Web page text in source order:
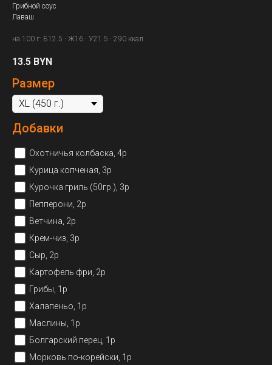
Грибной соус
Лаваш
на 100 г: Б12.5 · Ж16 · У21.5 · 290 ккал
13.5 BYN
Размер
Добавки
Охотничья колбаска, 4р
Курица копченая, 3р
Курочка гриль (50гр.), 3р
Пепперони, 2р
Ветчина, 2р
Крем-чиз, 3р
Сыр, 2р
Картофель фри, 2р
Грибы, 1р
Халапеньо, 1р
Маслины, 1р
Болгарский перец, 1р
Морковь по-корейски, 1р